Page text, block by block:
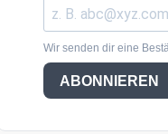
Wir senden dir eine
ABONNIEREN